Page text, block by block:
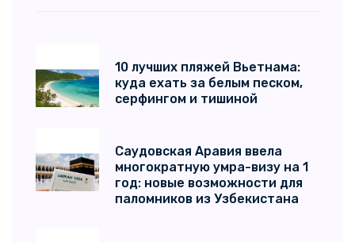
10 лучших пляжей Вьетнама:
куда ехать за белым песком,
серфингом и тишиной
Саудовская Аравия ввела
многократную умра-визу на 1
год: новые возможности для
паломников из Узбекистана